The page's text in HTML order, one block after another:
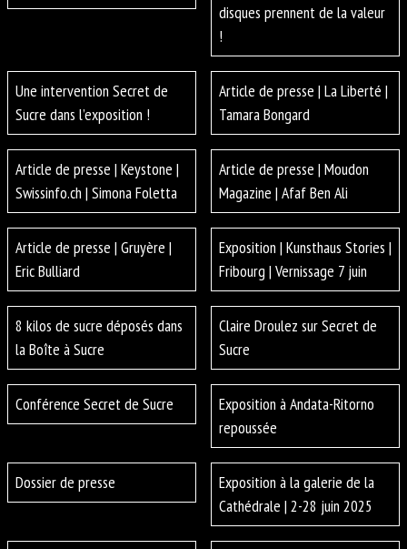
disques prennent de la valeur
!
Une intervention Secret de
Sucre dans l’exposition !
Article de presse | La Liberté |
Tamara Bongard
Article de presse | Keystone |
Swissinfo.ch | Simona Foletta
Article de presse | Moudon
Magazine | Afaf Ben Ali
Article de presse | Gruyère |
Eric Bulliard
Exposition | Kunsthaus Stories |
Fribourg | Vernissage 7 juin
8 kilos de sucre déposés dans
la Boîte à Sucre
Claire Droulez sur Secret de
Sucre
Conférence Secret de Sucre
Exposition à Andata-Ritorno
repoussée
Dossier de presse
Exposition à la galerie de la
Cathédrale | 2-28 juin 2025